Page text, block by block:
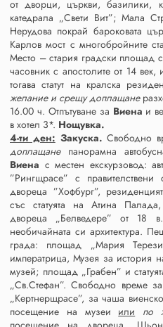
от дворци, църкви, базилики,
катедрала „Свети Вит”; Мала
Нерудова покрай бароковата
Карлов мост с многобройните
Место – стария градски площад с
часовник с апостолите от 14
тогава статут на кралска
желание и срещу доплащане
16.00 ч. Отпътуване за Виена и
в хотел 3*. Нощувка.
4-ти ден: Закуска. Свободно
доплащанепанорамна
Виена с местен екскурзовод:
”Рингщрасе” с
двореца ”Хофбург”,
със статуята на Атина Палада,
двореца „Белведере” от 18
необичайната си архитектура.
града: площад „Мария
императрица, Музея за история
музей; площад „Грабен” и
„Св.Стефан”. Свободно време
„Кертнерщрасе”, за чаша
посещение на музеи или
по